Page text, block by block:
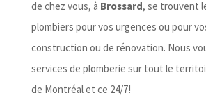
de chez vous, à Brossard, se trouvent
plombiers pour vos urgences ou pour
construction ou de rénovation. Nous
services de plomberie sur tout le
de Montréal et ce 24/7!